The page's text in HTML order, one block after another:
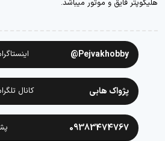
هلیکوپتر قایق و موتور میباشد.
Pejvakhobby@
پژواک هابی کانال
09383474767